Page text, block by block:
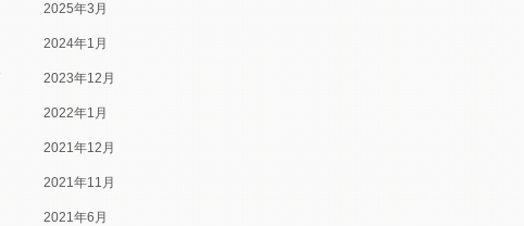
2025年3月
2024年1月
2023年12月
2022年1月
2021年12月
2021年11月
2021年6月